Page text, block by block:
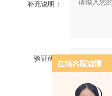
补充说明：
验证码：